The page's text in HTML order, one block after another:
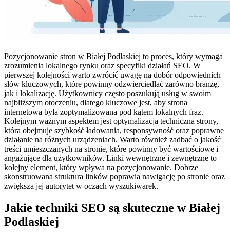
Pozycjonowanie stron w Białej Podlaskiej to proces, który wymaga
zrozumienia lokalnego rynku oraz specyfiki działań SEO. W
pierwszej kolejności warto zwrócić uwagę na dobór odpowiednich
słów kluczowych, które powinny odzwierciedlać zarówno branżę,
jak i lokalizację. Użytkownicy często poszukują usług w swoim
najbliższym otoczeniu, dlatego kluczowe jest, aby strona
internetowa była zoptymalizowana pod kątem lokalnych fraz.
Kolejnym ważnym aspektem jest optymalizacja techniczna strony,
która obejmuje szybkość ładowania, responsywność oraz poprawne
działanie na różnych urządzeniach. Warto również zadbać o jakość
treści umieszczanych na stronie, które powinny być wartościowe i
angażujące dla użytkowników. Linki wewnętrzne i zewnętrzne to
kolejny element, który wpływa na pozycjonowanie. Dobrze
skonstruowana struktura linków poprawia nawigację po stronie oraz
zwiększa jej autorytet w oczach wyszukiwarek.
Jakie techniki SEO są skuteczne w Białej
Podlaskiej